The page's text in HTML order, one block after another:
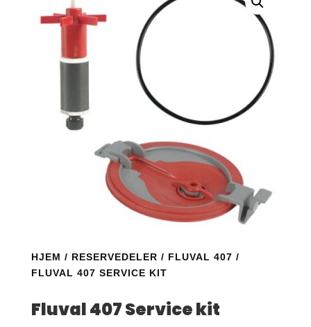
HJEM / RESERVEDELER / FLUVAL 407 /
FLUVAL 407 SERVICE KIT
Fluval 407 Service kit